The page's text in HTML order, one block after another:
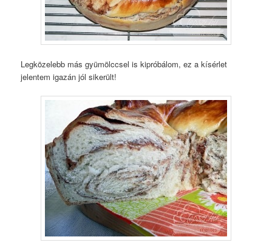
Legközelebb más gyümölccsel is kipróbálom, ez a kísérlet
jelentem igazán jól sikerült!